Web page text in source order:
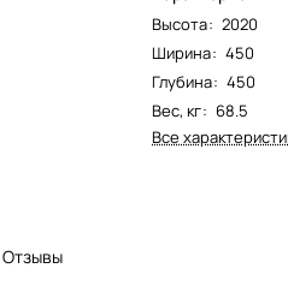
Высота: 2020
Ширина: 450
Глубина: 450
Вес, кг: 68.5
Все
Отзывы